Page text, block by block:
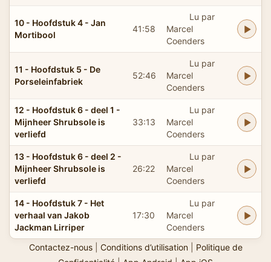
10 - Hoofdstuk 4 - Jan
Mortibool
41:58
Lu par
Marcel
Coenders
11 - Hoofdstuk 5 - De
Porseleinfabriek
52:46
Lu par
Marcel
Coenders
12 - Hoofdstuk 6 - deel 1 -
Mijnheer Shrubsole is
verliefd
33:13
Lu par
Marcel
Coenders
13 - Hoofdstuk 6 - deel 2 -
Mijnheer Shrubsole is
verliefd
26:22
Lu par
Marcel
Coenders
14 - Hoofdstuk 7 - Het
verhaal van Jakob
Jackman Lirriper
17:30
Lu par
Marcel
Coenders
Contactez-nous| Conditions d’utilisation| Politique de